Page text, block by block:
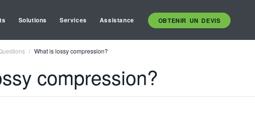
Solutions Services Assistance OBTENIR UN DEVIS
What is lossy compression?
compression?